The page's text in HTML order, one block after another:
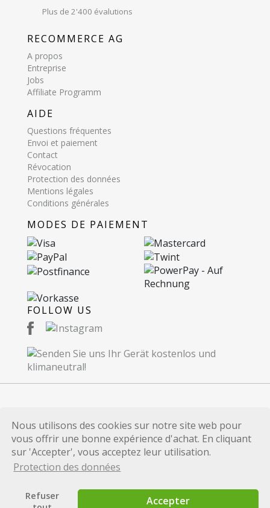
Nous utilisons des cookies sur notre site web pour
vous offrir une bonne expérience d'achat. En cliquant
sur 'Accepter', vous acceptez leur utilisation.
Protection des données
Refuser
Accepter
Plus de 2'400 évalutions
RECOMMERCE AG
A propos
Entreprise
Jobs
Affiliate Programm
AIDE
Questions fréquentes
Envoi et paiement
Contact
Révocation
Protection des données
Mentions légales
Conditions générales
MODES DE PAIEMENT
FOLLOW US
© 2026 Recommerce SA. Proudly Made in
Switzerland.
Toutes les marques et références de produits
publiées sur ce site internet sont uniquement
marques et/ou les marques déposées de leurs